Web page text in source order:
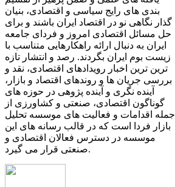
بندی های رایج سیاسی و اقتصادی، بنیان
گذار نگاهی نو در اقتصاد ایران باشند و برای
حل مسائل اقتصادی امروز و فردای جامعه
ایران به دنبال ارائه راهکارهایی متناسب با
زیست بوم ایران بگردند. رصد و انتشار تازه
ترین ترین اخبار رویدادهای اقتصادی، نقد و
بررسی جریان ها و روندهای اقتصاد و بازار،
آینده نگری و آینده پژوهی در حوزه های
گوناگون اقتصادی، صنعتی و کشاورزی از
جمله اقدامات و فعالیت های موسسه تحلیل
بازار فردا است که در قالب رسانه های این
موسسه در دسترس فعالان اقتصادی و
صنعتی قرار می گیرد.